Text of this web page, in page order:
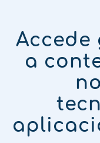
a